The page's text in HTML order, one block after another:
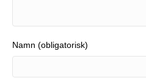
Namn (obligatorisk)